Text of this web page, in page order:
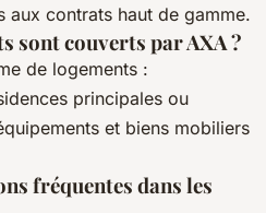
aux contrats haut de gamme.
sont couverts par AXA ?
de logements :
principales ou
et biens mobiliers
fréquentes dans les